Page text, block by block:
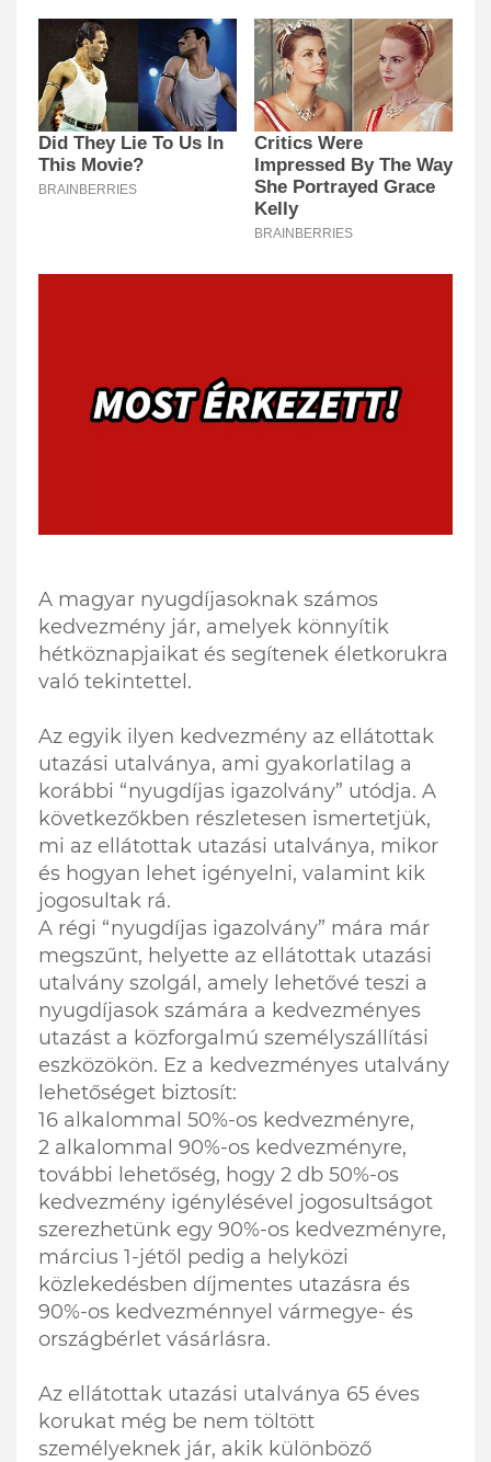
A magyar nyugdíjasoknak számos
kedvezmény jár, amelyek könnyítik
hétköznapjaikat és segítenek életkorukra
való tekintettel.
Az egyik ilyen kedvezmény az ellátottak
utazási utalványa, ami gyakorlatilag a
korábbi “nyugdíjas igazolvány” utódja. A
következőkben részletesen ismertetjük,
mi az ellátottak utazási utalványa, mikor
és hogyan lehet igényelni, valamint kik
jogosultak rá.
A régi “nyugdíjas igazolvány” mára már
megszűnt, helyette az ellátottak utazási
utalvány szolgál, amely lehetővé teszi a
nyugdíjasok számára a kedvezményes
utazást a közforgalmú személyszállítási
eszközökön. Ez a kedvezményes utalvány
lehetőséget biztosít:
16 alkalommal 50%-os kedvezményre,
2 alkalommal 90%-os kedvezményre,
további lehetőség, hogy 2 db 50%-os
kedvezmény igénylésével jogosultságot
szerezhetünk egy 90%-os kedvezményre,
március 1-jétől pedig a helyközi
közlekedésben díjmentes utazásra és
90%-os kedvezménnyel vármegye- és
országbérlet vásárlásra.
Az ellátottak utazási utalványa 65 éves
korukat még be nem töltött
személyeknek jár, akik különböző